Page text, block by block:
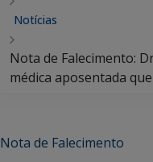
Notícias
Nota de Falecimento:
médica aposentada
Nota de Falecimento